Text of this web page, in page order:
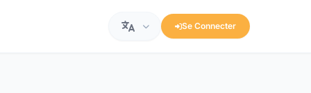
Se Connecter